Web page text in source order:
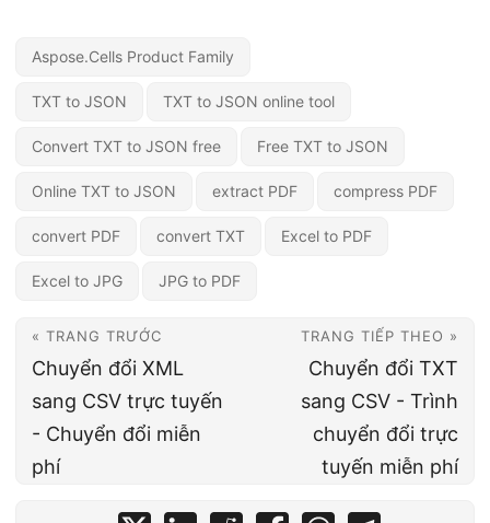
Aspose.Cells Product Family
TXT to JSON TXT to JSON online tool
Convert TXT to JSON free Free TXT to JSON
Online TXT to JSON extract PDF compress PDF
convert PDF convert TXT Excel to PDF
Excel to JPG JPG to PDF
« TRANG TRƯỚC
Chuyển đổi XML
sang CSV trực tuyến
- Chuyển đổi miễn
phí
TRANG TIẾP THEO »
Chuyển đổi TXT
sang CSV - Trình
chuyển đổi trực
tuyến miễn phí